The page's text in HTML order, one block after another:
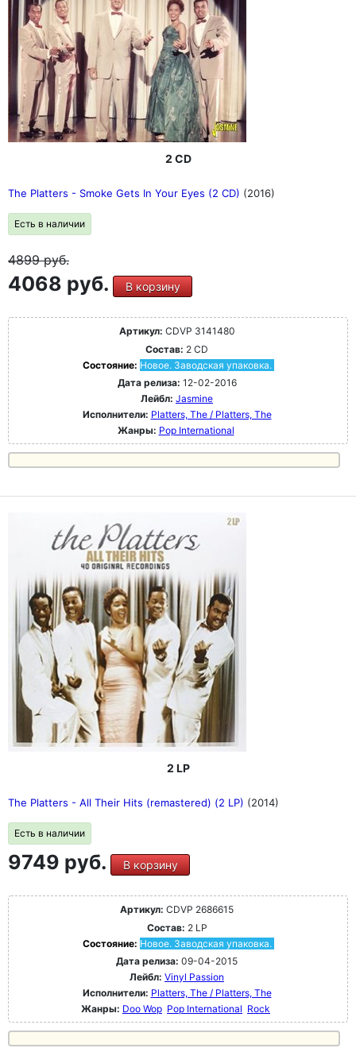
2 CD
The Platters - Smoke Gets In Your Eyes (2 CD) (2016)
Есть в наличии
4899руб.
4068 руб. В корзину
Артикул: CDVP 3141480
Состав: 2 CD
Состояние: Новое. Заводская упаковка.
Дата релиза: 12-02-2016
Лейбл: Jasmine
Исполнители: Platters, The / Platters, The
Жанры: Pop International
2 LP
The Platters - All Their Hits (remastered) (2 LP) (2014)
Есть в наличии
9749 руб. В корзину
Артикул: CDVP 2686615
Состав: 2 LP
Состояние: Новое. Заводская упаковка.
Дата релиза: 09-04-2015
Лейбл: Vinyl Passion
Исполнители: Platters, The / Platters, The
Жанры: Doo Wop Pop International Rock